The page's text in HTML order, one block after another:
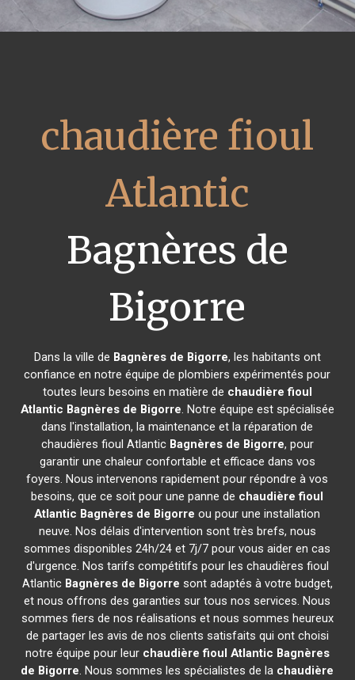
chaudière fioul
Atlantic
Bagnères de
Bigorre
Dans la ville de Bagnères de Bigorre, les habitants ont
confiance en notre équipe de plombiers expérimentés pour
toutes leurs besoins en matière de chaudière fioul
Atlantic Bagnères de Bigorre. Notre équipe est spécialisée
dans l'installation, la maintenance et la réparation de
chaudières fioul Atlantic Bagnères de Bigorre, pour
garantir une chaleur confortable et efficace dans vos
foyers. Nous intervenons rapidement pour répondre à vos
besoins, que ce soit pour une panne de chaudière fioul
Atlantic Bagnères de Bigorre ou pour une installation
neuve. Nos délais d'intervention sont très brefs, nous
sommes disponibles 24h/24 et 7j/7 pour vous aider en cas
d'urgence. Nos tarifs compétitifs pour les chaudières fioul
Atlantic Bagnères de Bigorre sont adaptés à votre budget,
et nous offrons des garanties sur tous nos services. Nous
sommes fiers de nos réalisations et nous sommes heureux
de partager les avis de nos clients satisfaits qui ont choisi
notre équipe pour leur chaudière fioul Atlantic Bagnères
de Bigorre. Nous sommes les spécialistes de la chaudière